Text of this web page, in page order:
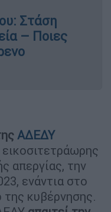
Στάση
– Ποιες
ΑΔΕΔΥ
απεργίας, την
ενάντια στο
της κυβέρνησης.